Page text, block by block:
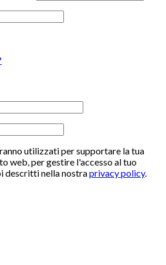
utilizzati per supportare la tua
web, per gestire l'accesso al tuo
descritti nella nostraprivacy policy.